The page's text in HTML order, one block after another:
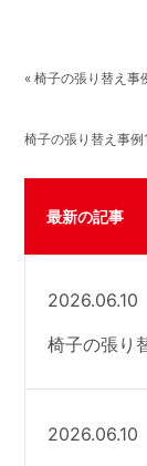
« 椅子の張り替え
椅子の張り替え事
最新の記事
2026.06.10
椅子の張り
2026.06.10